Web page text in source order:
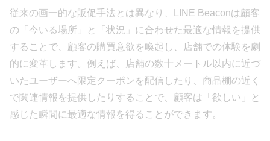
従来の画一的な販促手法とは異なり、LINE Beaconは顧客
の「今いる場所」と「状況」に合わせた最適な情報を提供
することで、顧客の購買意欲を喚起し、店舗での体験を劇
的に変革します。例えば、店舗の数十メートル以内に近づ
いたユーザーへ限定クーポンを配信したり、商品棚の近く
で関連情報を提供したりすることで、顧客は「欲しい」と
感じた瞬間に最適な情報を得ることができます。